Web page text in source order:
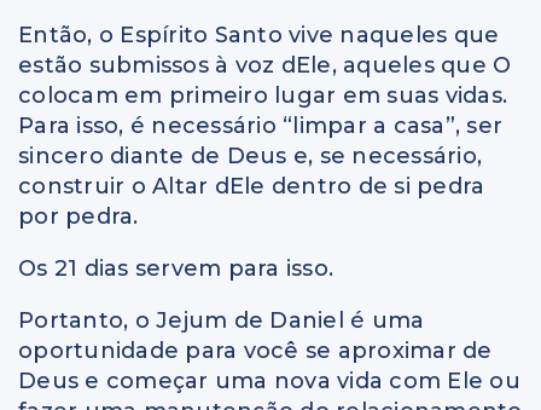
Então, o Espírito Santo vive naqueles que
estão submissos à voz dEle, aqueles que O
colocam em primeiro lugar em suas vidas.
Para isso, é necessário “limpar a casa”, ser
sincero diante de Deus e, se necessário,
construir o Altar dEle dentro de si pedra
por pedra.
Os 21 dias servem para isso.
Portanto, o Jejum de Daniel é uma
oportunidade para você se aproximar de
Deus e começar uma nova vida com Ele ou